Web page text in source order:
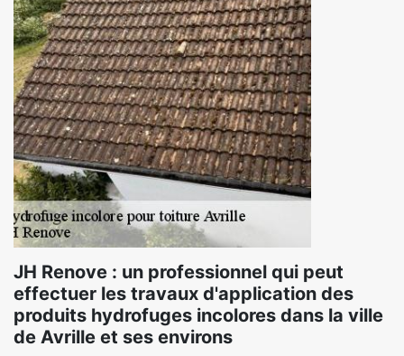
JH Renove : un professionnel qui peut
effectuer les travaux d'application des
produits hydrofuges incolores dans la ville
de Avrille et ses environs